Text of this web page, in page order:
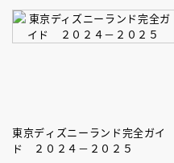
東京ディズニーランド完全ガイ
ド ２０２４－２０２５